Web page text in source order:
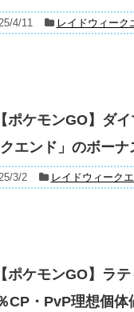
4/11 レイドウィーク
【ポケモンGO】ダ
エンド」のボー
3/2 レイドウィーク
【ポケモンGO】ラ
CP・PvP理想個体